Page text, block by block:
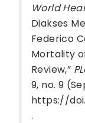
World
Diakses
Federico
Mortality
Review,”
9, no. 9
https://
.